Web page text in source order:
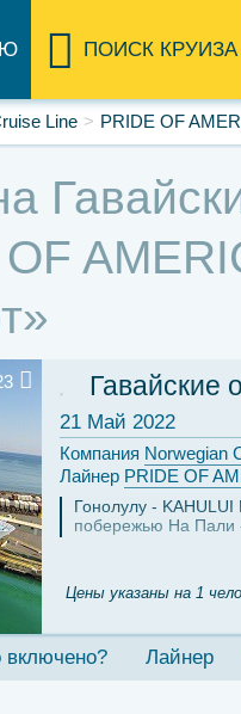
ПОИСК КРУИЗА
Line PRIDE OF
Гавайские
21 Май 2022
Компания Norwegian
Лайнер PRIDE OF
Гонолулу KAHULUI
побережью На Пали
Цены указаны на 1
включено? Лайнер